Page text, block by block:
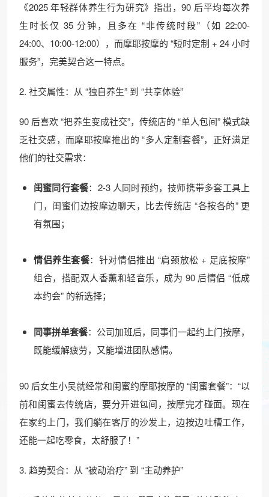
《2025 年轻群体养生行为研究》指出，90 后平均每次养
生时长仅 35 分钟，且多在 “非传统时段”（如 22:00-
24:00、10:00-12:00），而摩耶按摩的 “短时定制 + 24 小时
服务”，完美契合这一特点。​
2. 社交属性：从 “独自养生” 到 “共享体验”​
90 后喜欢 “把养生变成社交”，传统店的 “单人包间” 模式缺
乏社交感，而摩耶按摩推出的 “多人定制套餐”，正好满足
他们的社交需求：​
闺蜜同行套餐：2-3 人同时预约，技师携带多套工具上
门，闺蜜们边按摩边聊天，比去传统店 “各按各的” 更
有氛围；​
情侣养生套餐：针对情侣推出 “肩颈放松 + 足底按摩”
组合，搭配双人香薰和轻音乐，成为 90 后情侣 “低成
本约会” 的新选择；​
同事拼单套餐：公司加班后，同事们一起约上门按摩，
既能缓解疲劳，又能增进团队感情。​
90 后女生小吴就经常和闺蜜约摩耶按摩的 “闺蜜套餐”：“以
前和闺蜜去传统店，要分开进包间，按摩完才碰面。现在
在家约上门，我们躺在客厅的沙发上，边按边吐槽工作，
还能一起吃零食，太舒服了！”​
3. 趋势契合：从 “被动治疗” 到 “主动养护”​